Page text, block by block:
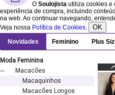
O Soulojista utiliza cookies e
experiência de compra, incluindo
na web. Ao continuar navegando,
Veja nossa Política de Cookies. OK
Novidades Feminino Plus
Moda Feminina
Macacões
Macaquinhos
Macacões Longos